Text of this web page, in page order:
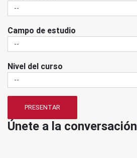
Campo de estudio
Nivel del curso
PRESENTAR
Únete a la conversación